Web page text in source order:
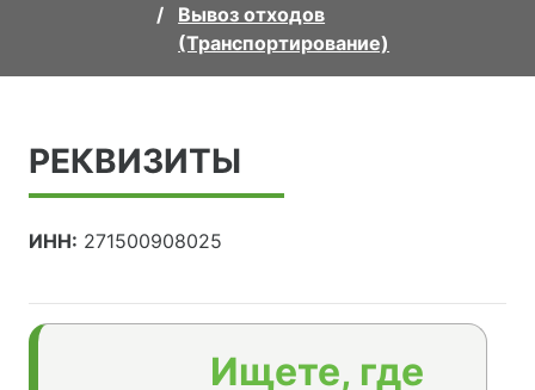
Вывоз отходов
(Транспортирование)
РЕКВИЗИТЫ
ИНН: 271500908025
Ищете, где